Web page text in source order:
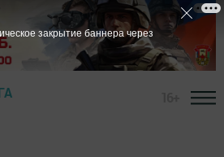
закрытие баннера через